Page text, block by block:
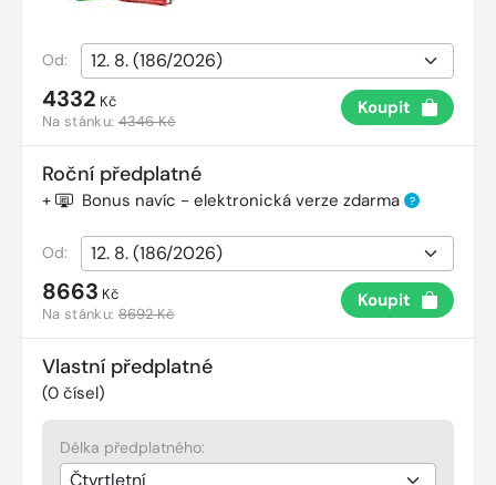
Od:
4332 Kč
Na stánku:4346 Kč
Koupit
Roční předplatné
+ Bonus navíc - elektronická verze zdarma ?
Od:
8663 Kč
Na stánku:8692 Kč
Koupit
Vlastní předplatné
(0 čísel)
Délka předplatného: